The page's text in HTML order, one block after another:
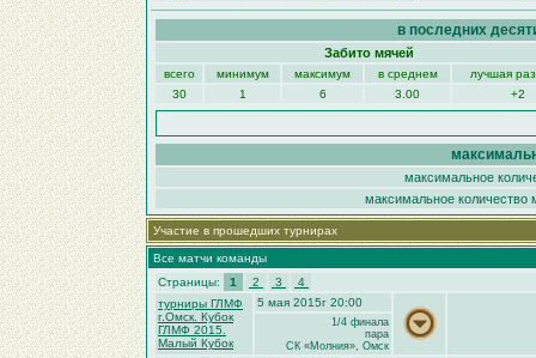
в последних
Забито мячей
всего минимум максимум в среднем
лучшая
30
1 6 3.00 +2
максимальное
максимальное количество
Участие в прошедших турнирах
Все матчи команды
Страницы:
1 2 3
4
турниры ГЛМФ
г.Омск. Кубок
ГЛМФ 2015.
Малый Кубок
5 мая 2015г 20:00
1/4 финала
пара
СК «Молния», Омск